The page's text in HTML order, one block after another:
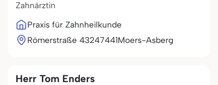
Zahnärztin
Praxis für Zahnheilkunde
Römerstraße 43247441Moers-Asberg
Herr Tom Enders